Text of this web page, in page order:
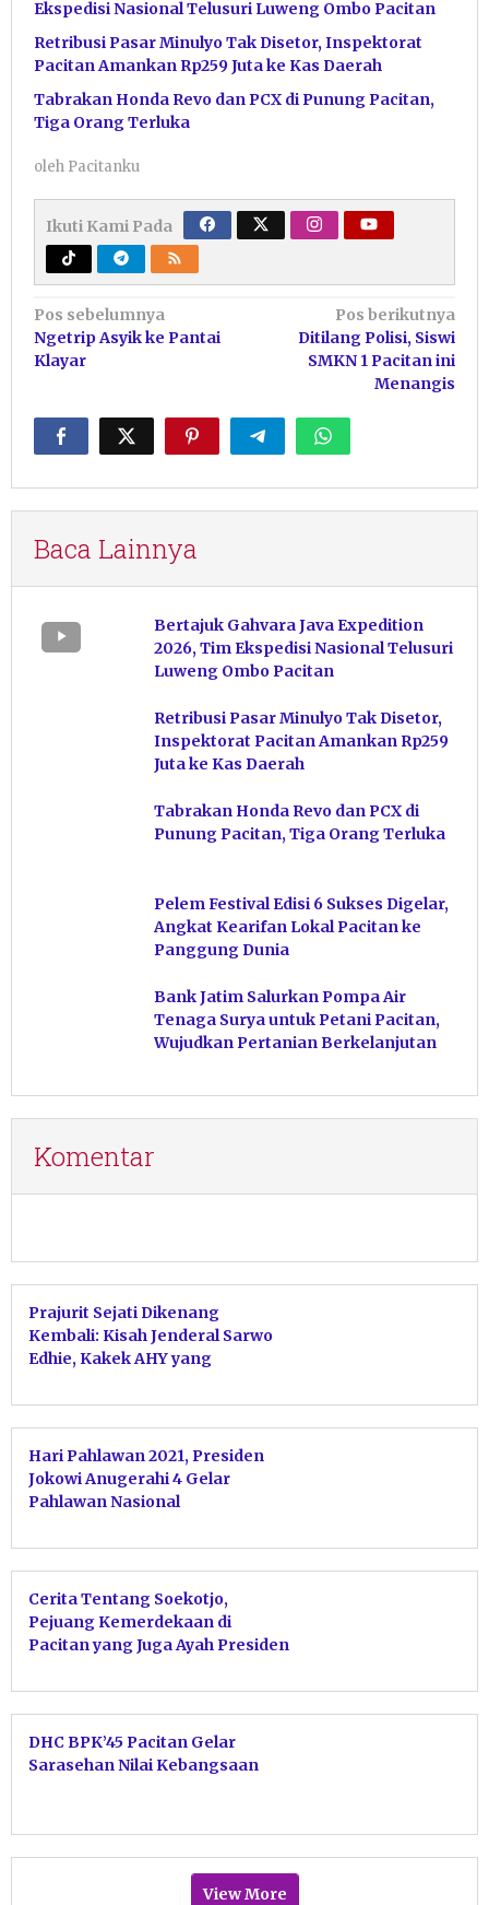
Ekspedisi Nasional Telusuri Luweng Ombo Pacitan
Retribusi Pasar Minulyo Tak Disetor, Inspektorat
Pacitan Amankan Rp259 Juta ke Kas Daerah
Tabrakan Honda Revo dan PCX di Punung Pacitan,
Tiga Orang Terluka
oleh Pacitanku
Ikuti Kami Pada
Navigasi
pos
Pos sebelumnya
Ngetrip Asyik ke Pantai
Klayar
Pos berikutnya
Ditilang Polisi, Siswi
SMKN 1 Pacitan ini
Menangis
Baca Lainnya
Bertajuk Gahvara Java Expedition
2026, Tim Ekspedisi Nasional Telusuri
Luweng Ombo Pacitan
Retribusi Pasar Minulyo Tak Disetor,
Inspektorat Pacitan Amankan Rp259
Juta ke Kas Daerah
Tabrakan Honda Revo dan PCX di
Punung Pacitan, Tiga Orang Terluka
Pelem Festival Edisi 6 Sukses Digelar,
Angkat Kearifan Lokal Pacitan ke
Panggung Dunia
Bank Jatim Salurkan Pompa Air
Tenaga Surya untuk Petani Pacitan,
Wujudkan Pertanian Berkelanjutan
Komentar
Prajurit Sejati Dikenang
Kembali: Kisah Jenderal Sarwo
Edhie, Kakek AHY yang
Hari Pahlawan 2021, Presiden
Jokowi Anugerahi 4 Gelar
Pahlawan Nasional
Cerita Tentang Soekotjo,
Pejuang Kemerdekaan di
Pacitan yang Juga Ayah Presiden
DHC BPK’45 Pacitan Gelar
Sarasehan Nilai Kebangsaan
View More